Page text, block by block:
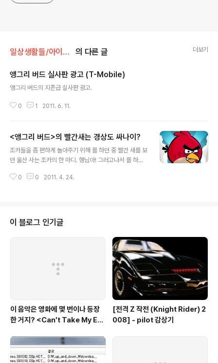
일상생활들/아이폰4 의 다른 글 더보기
앵그리 버드 실사판 광고 (T-Mobile)
앵그리 버드의 지존급 실사판 광고.
0 1 2011. 6. 11.
<앵그리 버드>의 빨간새는 경상도 싸나이?
조카들을 좀 편하게 놀아주기 위해 를 하던 중 빨간 새를 보
던 울산 사는 조카의 한 마디. 행님아! 그러고나서 를 하니
이 열정의 경상도 싸나이 어쩔…
0 0 2011. 4. 24.
이 블로그 인기글
이 음악은 영화에 몇 번이나 등장
한 거지? <Can't Take My Eye
[전격 Z 작전 (Knight Rider) 2
008] - pilot 감상기